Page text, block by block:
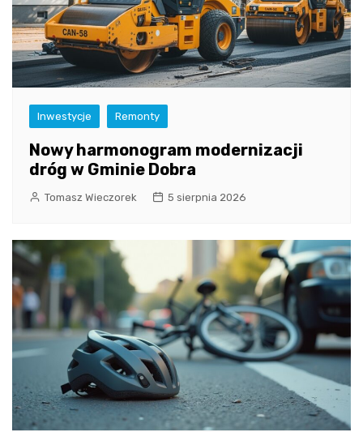
Inwestycje Remonty
Nowy harmonogram modernizacji
dróg w Gminie Dobra
Tomasz Wieczorek 5 sierpnia 2026